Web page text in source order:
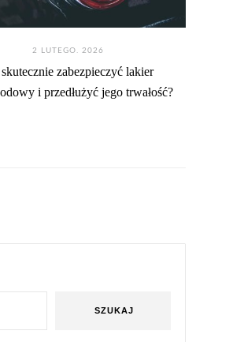
2 LUTEGO. 2026
zabezpieczyć lakier
i przedłużyć jego trwałość?
SZUKAJ